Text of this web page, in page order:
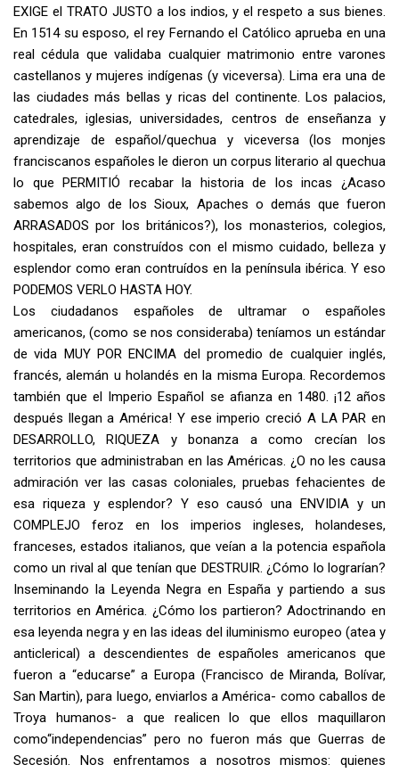
EXIGE el TRATO JUSTO a los indios, y el respeto a sus bienes.
En 1514 su esposo, el rey Fernando el Católico aprueba en una
real cédula que validaba cualquier matrimonio entre varones
castellanos y mujeres indígenas (y viceversa). Lima era una de
las ciudades más bellas y ricas del continente. Los palacios,
catedrales, iglesias, universidades, centros de enseñanza y
aprendizaje de español/quechua y viceversa (los monjes
franciscanos españoles le dieron un corpus literario al quechua
lo que PERMITIÓ recabar la historia de los incas ¿Acaso
sabemos algo de los Sioux, Apaches o demás que fueron
ARRASADOS por los británicos?), los monasterios, colegios,
hospitales, eran construídos con el mismo cuidado, belleza y
esplendor como eran contruídos en la península ibérica. Y eso
PODEMOS VERLO HASTA HOY.
Los ciudadanos españoles de ultramar o españoles
americanos, (como se nos consideraba) teníamos un estándar
de vida MUY POR ENCIMA del promedio de cualquier inglés,
francés, alemán u holandés en la misma Europa. Recordemos
también que el Imperio Español se afianza en 1480. ¡12 años
después llegan a América! Y ese imperio creció A LA PAR en
DESARROLLO, RIQUEZA y bonanza a como crecían los
territorios que administraban en las Américas. ¿O no les causa
admiración ver las casas coloniales, pruebas fehacientes de
esa riqueza y esplendor? Y eso causó una ENVIDIA y un
COMPLEJO feroz en los imperios ingleses, holandeses,
franceses, estados italianos, que veían a la potencia española
como un rival al que tenían que DESTRUIR. ¿Cómo lo lograrían?
Inseminando la Leyenda Negra en España y partiendo a sus
territorios en América. ¿Cómo los partieron? Adoctrinando en
esa leyenda negra y en las ideas del iluminismo europeo (atea y
anticlerical) a descendientes de españoles americanos que
fueron a “educarse” a Europa (Francisco de Miranda, Bolívar,
San Martin), para luego, enviarlos a América- como caballos de
Troya humanos- a que realicen lo que ellos maquillaron
como“independencias” pero no fueron más que Guerras de
Secesión. Nos enfrentamos a nosotros mismos: quienes